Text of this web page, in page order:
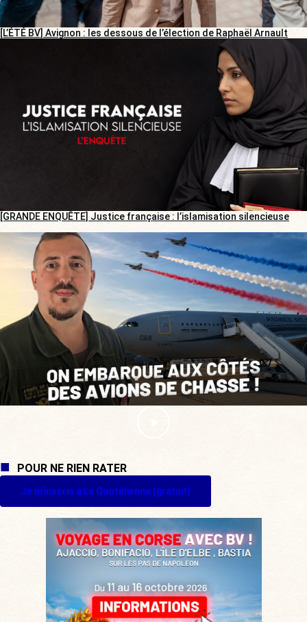
[L’ÉTÉ BV] Avignon : les dessous de l’élection de Raphaël Arnault
[GRANDE ENQUÊTE] Justice française : l’islamisation silencieuse
POUR NE RIEN RATER
Je m'inscris à La Quotidienne (gratuit)